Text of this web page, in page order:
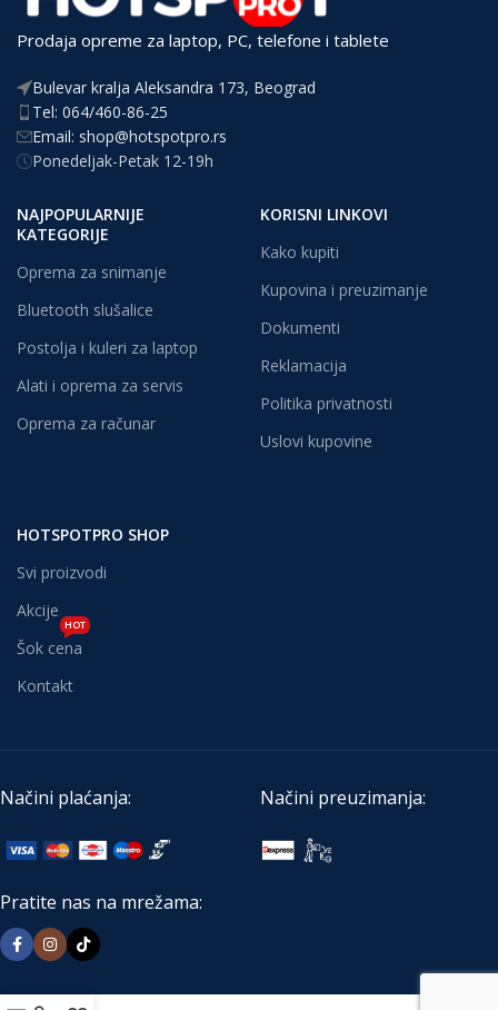
Prodaja opreme za laptop, PC, telefone i tablete
Bulevar kralja Aleksandra 173, Beograd
Tel: 064/460-86-25
Email: shop@hotspotpro.rs
Ponedeljak-Petak 12-19h
NAJPOPULARNIJE
KATEGORIJE
Oprema za snimanje
Bluetooth slušalice
Postolja i kuleri za laptop
Alati i oprema za servis
Oprema za računar
KORISNI LINKOVI
Kako kupiti
Kupovina i preuzimanje
Dokumenti
Reklamacija
Politika privatnosti
Uslovi kupovine
HOTSPOTPRO SHOP
Svi proizvodi
Akcije
Šok cena
HOT
Kontakt
Načini plaćanja: Načini preuzimanja:
Pratite nas na mrežama: